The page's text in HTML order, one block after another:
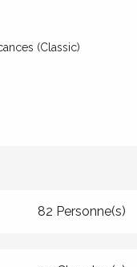
(Classic)
82 Personne(s)